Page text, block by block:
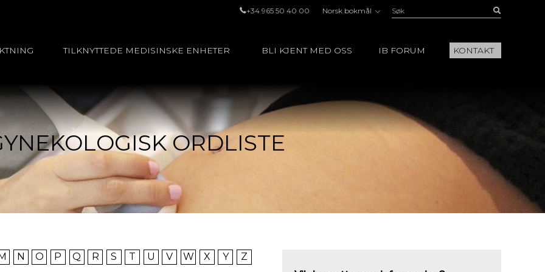
+34 965 50 40 00 Norsk bokmål Søk:
TILKNYTTEDE MEDISINSKE ENHETER BLI KJENT MED OSS IB FORUM KONTAKT
ORDLISTE
N O P Q R S T U V W X Y Z